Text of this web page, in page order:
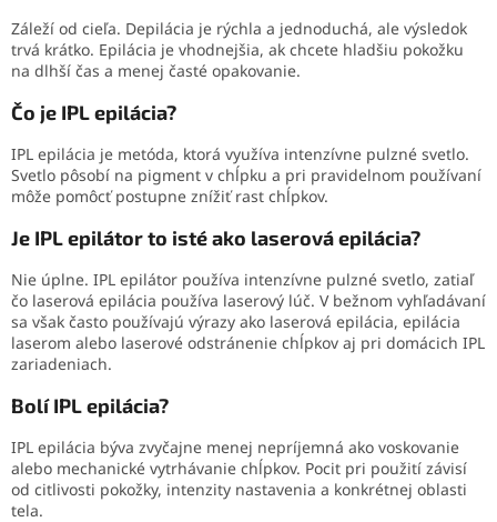
Záleží od cieľa. Depilácia je rýchla a jednoduchá, ale výsledok
trvá krátko. Epilácia je vhodnejšia, ak chcete hladšiu pokožku
na dlhší čas a menej časté opakovanie.
Čo je IPL epilácia?
IPL epilácia je metóda, ktorá využíva intenzívne pulzné svetlo.
Svetlo pôsobí na pigment v chĺpku a pri pravidelnom používaní
môže pomôcť postupne znížiť rast chĺpkov.
Je IPL epilátor to isté ako laserová epilácia?
Nie úplne. IPL epilátor používa intenzívne pulzné svetlo, zatiaľ
čo laserová epilácia používa laserový lúč. V bežnom vyhľadávaní
sa však často používajú výrazy ako laserová epilácia, epilácia
laserom alebo laserové odstránenie chĺpkov aj pri domácich IPL
zariadeniach.
Bolí IPL epilácia?
IPL epilácia býva zvyčajne menej nepríjemná ako voskovanie
alebo mechanické vytrhávanie chĺpkov. Pocit pri použití závisí
od citlivosti pokožky, intenzity nastavenia a konkrétnej oblasti
tela.